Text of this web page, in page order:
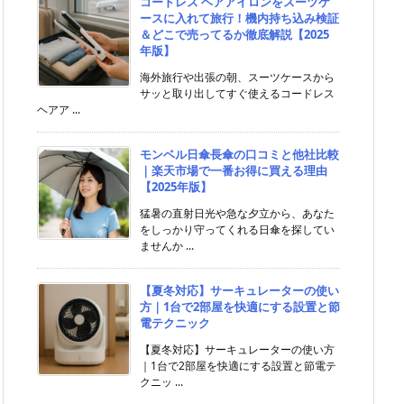
ースに入れて旅行！機内持ち込み検証
＆どこで売ってるか徹底解説【2025
年版】
海外旅行や出張の朝、スーツケースから
サッと取り出してすぐ使えるコードレス
ヘアア ...
モンベル日傘長傘の口コミと他社比較
｜楽天市場で一番お得に買える理由
【2025年版】
猛暑の直射日光や急な夕立から、あなた
をしっかり守ってくれる日傘を探してい
ませんか ...
【夏冬対応】サーキュレーターの使い
方｜1台で2部屋を快適にする設置と節
電テクニック
【夏冬対応】サーキュレーターの使い方
｜1台で2部屋を快適にする設置と節電テ
クニッ ...